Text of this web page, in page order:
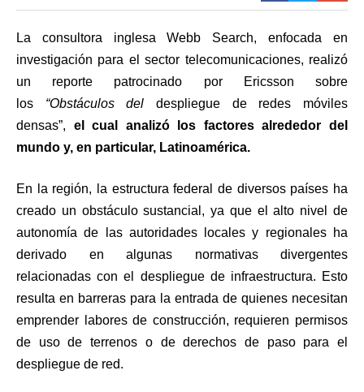
La consultora inglesa Webb Search, enfocada en
investigación para el sector telecomunicaciones, realizó
un reporte patrocinado por Ericsson sobre
los “Obstáculos deldespliegue de redes móviles
densas”, el cual analizó los factores alrededor del
mundo y, en particular, Latinoamérica.
En la región, la estructura federal de diversos países ha
creado un obstáculo sustancial, ya que el alto nivel de
autonomía de las autoridades locales y regionales ha
derivado en algunas normativas divergentes
relacionadas con el despliegue de infraestructura. Esto
resulta en barreras para la entrada de quienes necesitan
emprender labores de construcción, requieren permisos
de uso de terrenos o de derechos de paso para el
despliegue de red.